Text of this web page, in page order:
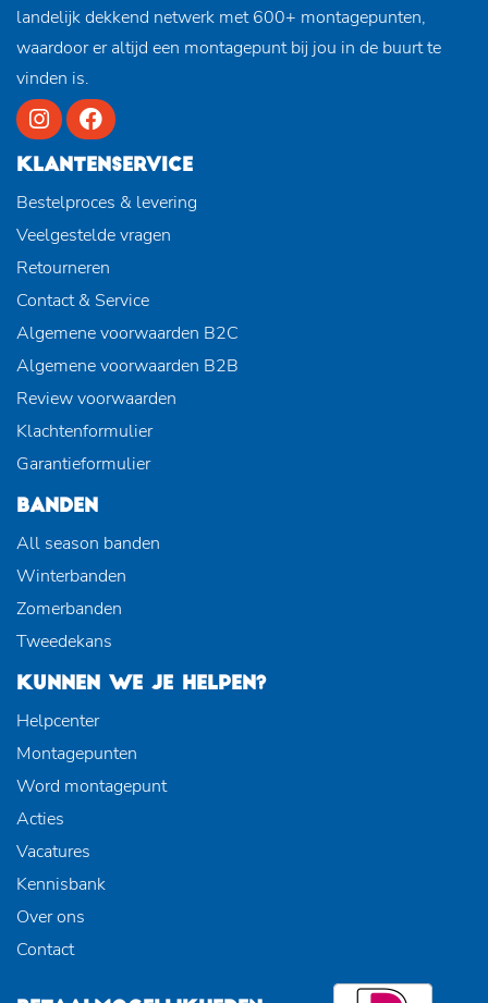
landelijk dekkend netwerk met 600+ montagepunten,
waardoor er altijd een montagepunt bij jou in de buurt te
vinden is.
KLANTENSERVICE
Bestelproces & levering
Veelgestelde vragen
Retourneren
Contact & Service
Algemene voorwaarden B2C
Algemene voorwaarden B2B
Review voorwaarden
Klachtenformulier
Garantieformulier
BANDEN
All season banden
Winterbanden
Zomerbanden
Tweedekans
KUNNEN WE JE HELPEN?
Helpcenter
Montagepunten
Word montagepunt
Acties
Vacatures
Kennisbank
Over ons
Contact